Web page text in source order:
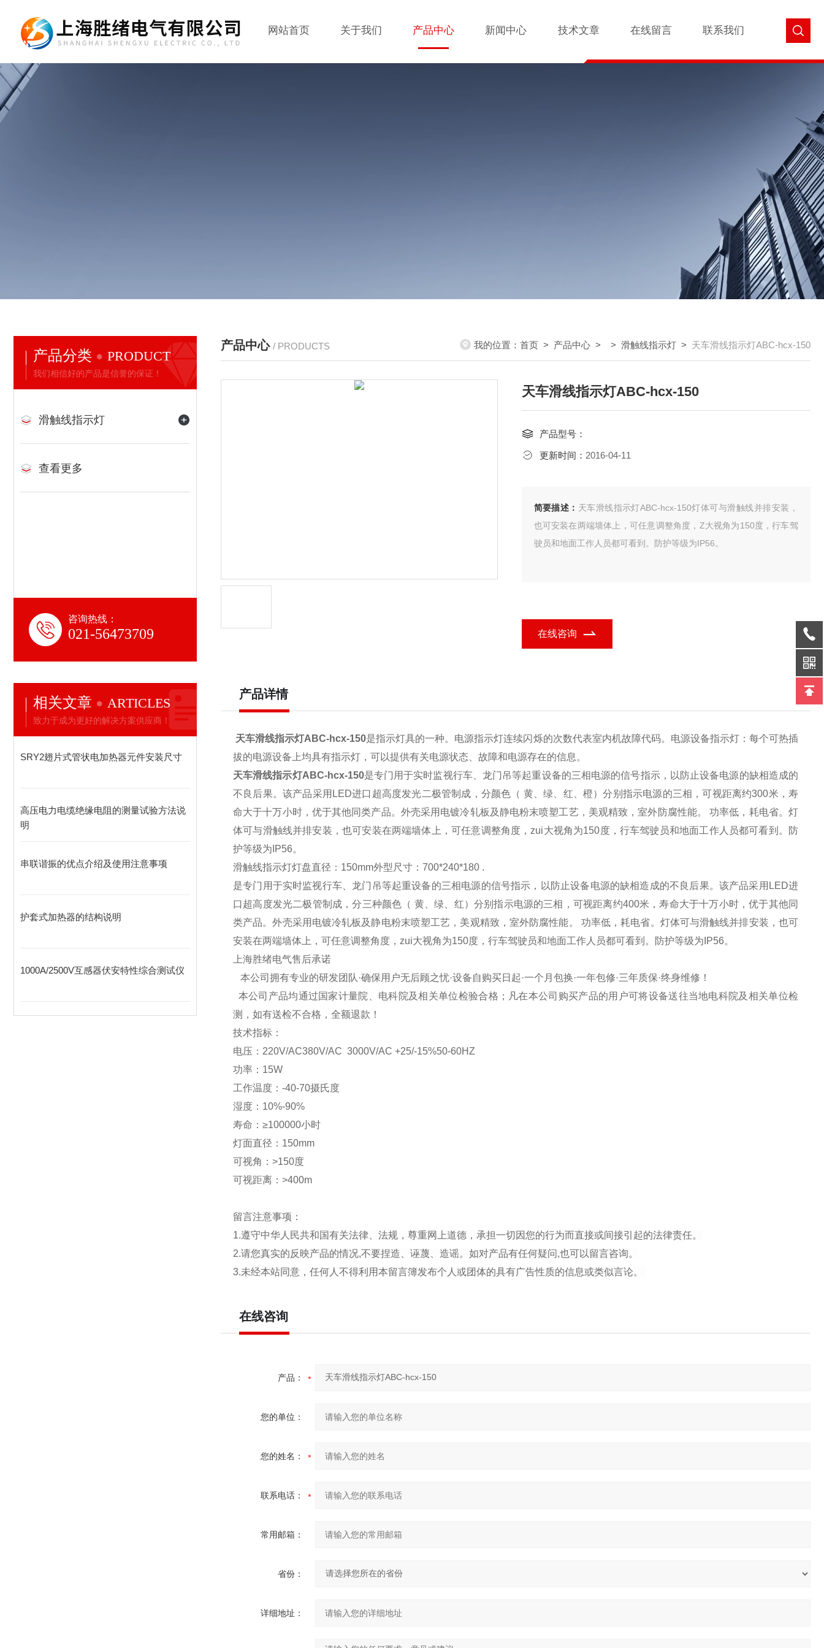
网站首页 关于我们 产品中心 新闻中心 技术文章 在线留言 联系我们
产品分类 PRODUCT
我们相信好的产品是信誉的保证！
滑触线指示灯
查看更多
咨询热线：
021-56473709
相关文章 ARTICLES
致力于成为更好的解决方案供应商！
SRY2翅片式管状电加热器元件安装尺寸
高压电力电缆绝缘电阻的测量试验方法说
明
串联谐振的优点介绍及使用注意事项
护套式加热器的结构说明
1000A/2500V互感器伏安特性综合测试仪
产品中心 / PRODUCTS 我的位置： 首页 > 产品中心 > > 滑触线指示灯 > 天车滑线指示灯ABC-hcx-150
天车滑线指示灯ABC-hcx-150
产品型号：
更新时间： 2016-04-11
简要描述： 天车滑线指示灯ABC-hcx-150灯体可与滑触线并排安装，
也可安装在两端墙体上，可任意调整角度，Z大视角为150度，行车驾
驶员和地面工作人员都可看到。防护等级为IP56。
在线咨询
产品详情
天车滑线指示灯ABC-hcx-150是指示灯具的一种。电源指示灯连续闪烁的次数代表室内机故障代码。电源设备指示灯：每个可热插
拔的电源设备上均具有指示灯，可以提供有关电源状态、故障和电源存在的信息。
天车滑线指示灯ABC-hcx-150是专门用于实时监视行车、龙门吊等起重设备的三相电源的信号指示，以防止设备电源的缺相造成的
不良后果。该产品采用LED进口超高度发光二极管制成，分颜色（ 黄、绿、红、橙）分别指示电源的三相，可视距离约300米，寿
命大于十万小时，优于其他同类产品。外壳采用电镀冷轧板及静电粉末喷塑工艺，美观精致，室外防腐性能。 功率低，耗电省。灯
体可与滑触线并排安装，也可安装在两端墙体上，可任意调整角度，zui大视角为150度，行车驾驶员和地面工作人员都可看到。防
护等级为IP56。
滑触线指示灯灯盘直径：150mm外型尺寸：700*240*180 .
是专门用于实时监视行车、龙门吊等起重设备的三相电源的信号指示，以防止设备电源的缺相造成的不良后果。该产品采用LED进
口超高度发光二极管制成，分三种颜色（ 黄、绿、红）分别指示电源的三相，可视距离约400米，寿命大于十万小时，优于其他同
类产品。外壳采用电镀冷轧板及静电粉末喷塑工艺，美观精致，室外防腐性能。 功率低，耗电省。灯体可与滑触线并排安装，也可
安装在两端墙体上，可任意调整角度，zui大视角为150度，行车驾驶员和地面工作人员都可看到。防护等级为IP56。
上海胜绪电气售后承诺
本公司拥有专业的研发团队·确保用户无后顾之忧·设备自购买日起·一个月包换·一年包修·三年质保·终身维修！
本公司产品均通过国家计量院、电科院及相关单位检验合格；凡在本公司购买产品的用户可将设备送往当地电科院及相关单位检
测，如有送检不合格，全额退款！
技术指标：
电压：220V/AC380V/AC 3000V/AC +25/-15%50-60HZ
功率：15W
工作温度：-40-70摄氏度
湿度：10%-90%
寿命：≥100000小时
灯面直径：150mm
可视角：>150度
可视距离：>400m
留言注意事项：
1.遵守中华人民共和国有关法律、法规，尊重网上道德，承担一切因您的行为而直接或间接引起的法律责任。
2.请您真实的反映产品的情况,不要捏造、诬蔑、造谣。如对产品有任何疑问,也可以留言咨询。
3.未经本站同意，任何人不得利用本留言簿发布个人或团体的具有广告性质的信息或类似言论。
在线咨询
产品：
您的单位：
您的姓名：
联系电话：
常用邮箱：
省份：
详细地址：